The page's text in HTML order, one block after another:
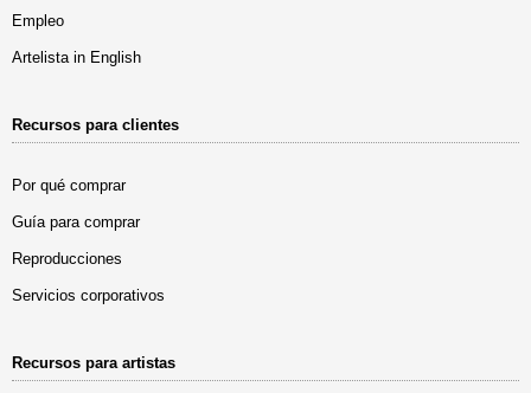
Empleo
Artelista in English
Recursos para clientes
Por qué comprar
Guía para comprar
Reproducciones
Servicios corporativos
Recursos para artistas